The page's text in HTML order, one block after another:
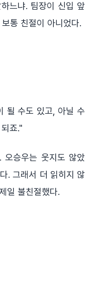
느냐. 팀장이 신입 앞
통 친절이 아니었다.
될 수도 있고, 아닐 수
죠."
오승우는 웃지도 않았
. 그래서 더 읽히지 않
일 불친절했다.